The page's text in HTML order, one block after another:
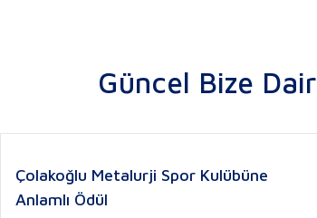
Güncel Bize Dair
Çolakoğlu Metalurji Spor Kulübüne
Anlamlı Ödül